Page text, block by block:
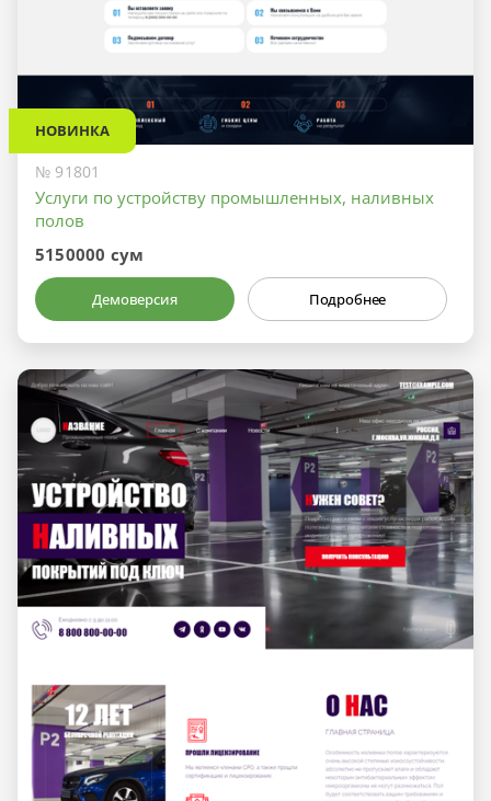
НОВИНКА
№ 91801
Услуги по устройству промышленных, наливных
полов
5150000 сум
Демоверсия Подробнее